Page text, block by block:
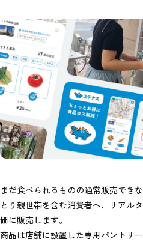
まだ食べられるものの通常販売でき
とり親世帯を含む消費者へ、リアル
価に販売します。
商品は店舗に設置した専用パントリ